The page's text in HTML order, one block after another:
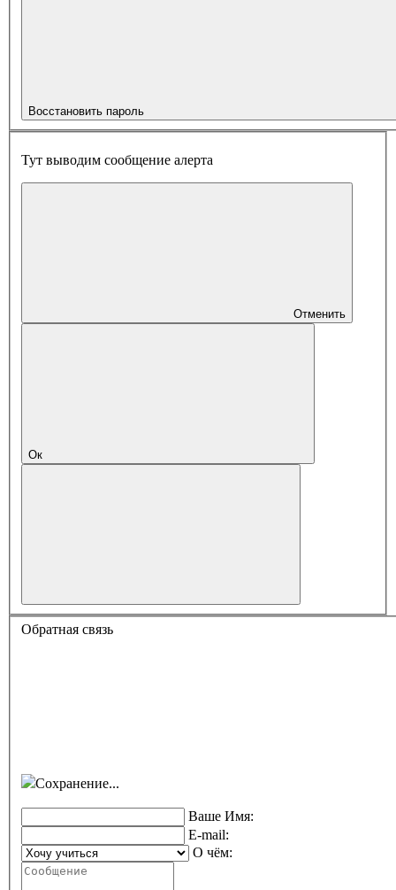
Восстановить пароль
Тут выводим сообщение алерта
Отменить
Ок
Обратная связь
Сохранение...
Ваше Имя:
E-mail:
О чём: